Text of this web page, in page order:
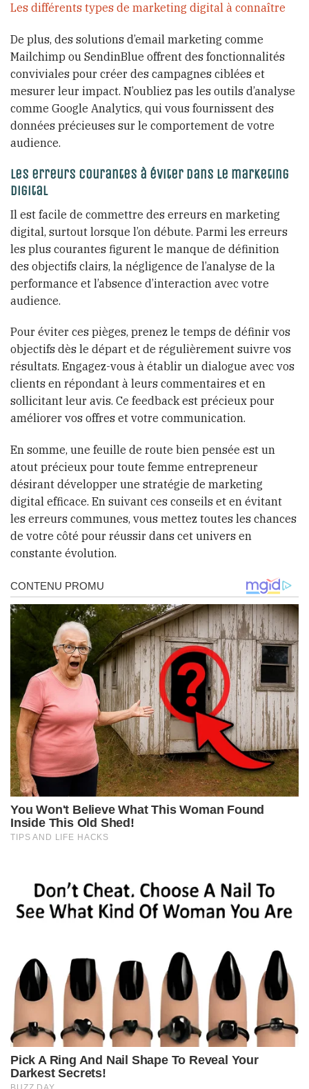
Les différents types de marketing digital à connaître
De plus, des solutions d’email marketing comme
Mailchimp ou SendinBlue offrent des fonctionnalités
conviviales pour créer des campagnes ciblées et
mesurer leur impact. N’oubliez pas les outils d’analyse
comme Google Analytics, qui vous fournissent des
données précieuses sur le comportement de votre
audience.
Les erreurs courantes à éviter dans le marketing
digital
Il est facile de commettre des erreurs en marketing
digital, surtout lorsque l’on débute. Parmi les erreurs
les plus courantes figurent le manque de définition
des objectifs clairs, la négligence de l’analyse de la
performance et l’absence d’interaction avec votre
audience.
Pour éviter ces pièges, prenez le temps de définir vos
objectifs dès le départ et de régulièrement suivre vos
résultats. Engagez-vous à établir un dialogue avec vos
clients en répondant à leurs commentaires et en
sollicitant leur avis. Ce feedback est précieux pour
améliorer vos offres et votre communication.
En somme, une feuille de route bien pensée est un
atout précieux pour toute femme entrepreneur
désirant développer une stratégie de marketing
digital efficace. En suivant ces conseils et en évitant
les erreurs communes, vous mettez toutes les chances
de votre côté pour réussir dans cet univers en
constante évolution.